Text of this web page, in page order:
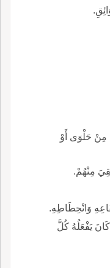
مِنْ حَلْوَى أَوْ
مِنْهُمْ.
وَانْحِطَاطِهِ.
كَانَ يَفْعَلُهُ كُلَّ